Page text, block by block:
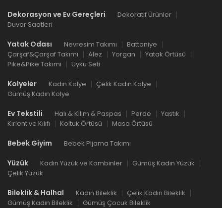
Dekorasyon ve Ev Gereçleri
Dekoratif Ürünler
Duvar Saatleri
Yatak Odası Nevresim Takımı
Battaniye
Çarşaf&Çarşaf Takımı
Alez Yorgan
Yatak Örtüsü
Pike&Pike Takımı
Uyku Seti
Kolyeler Kadın Kolye
Çelik Kadın Kolye
Gümüş Kadın Kolye
Ev Tekstili Halı & Kilim & Paspas Perde
Yastık
Kırlent ve Kılıfı
Koltuk Örtüsü Masa Örtüsü
Bebek Giyim Bebek Pijama Takımı
Yüzük Kadın Yüzük ve Kombinler
Gümüş Kadın Yüzük
Çelik Yüzük
Bileklik & Halhal Kadın Bileklik
Çelik Kadın Bileklik
Gümüş Kadın Bileklik
Gümüş Çocuk Bileklik